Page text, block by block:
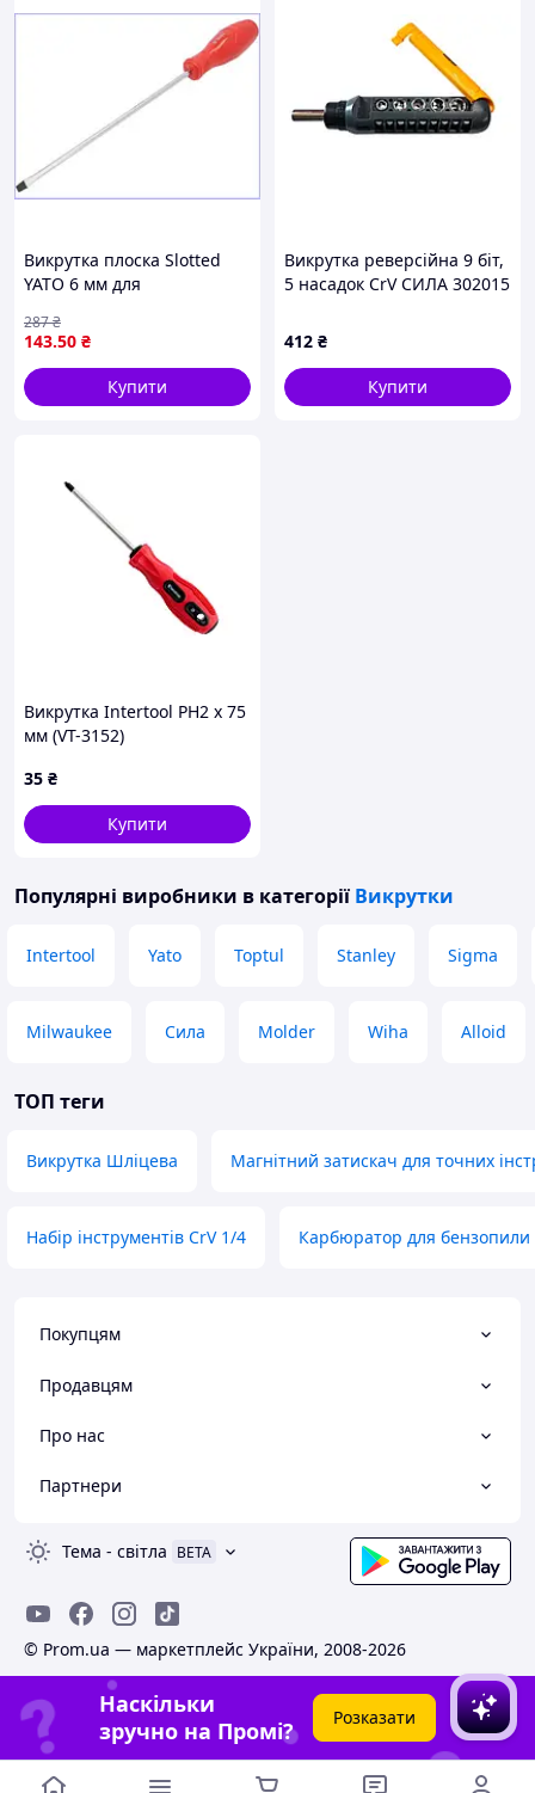
Викрутка плоска Slotted
YATO 6 мм для
використання з
намагніченим
наконечником 250 мм
143.50 ₴
287₴
Купити
Викрутка реверсійна 9 біт,
5 насадок CrV СИЛА 302015
412 ₴
Купити
Викрутка Intertool PH2 х 75
мм (VT-3152)
35 ₴
Купити
Популярні виробники в категорії Викрутки
Intertool Yato Toptul Stanley Sigma
Milwaukee Сила Molder Wiha Alloid
ТОП теги
Викрутка Шліцева Магнітний затискач для точних
Набір інструментів CrV 1/4 Карбюратор для бензопили
Покупцям
Продавцям
Про нас
Партнери
Тема - світла BETA
© Prom.ua — маркетплейс України, 2008-2026
Наскільки
зручно на Промі?
Розказати